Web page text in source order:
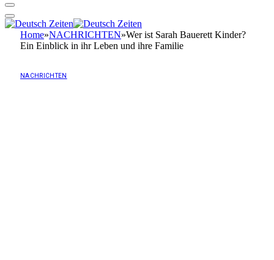
Home»NACHRICHTEN»Wer ist Sarah Bauerett Kinder?
Ein Einblick in ihr Leben und ihre Familie
NACHRICHTEN